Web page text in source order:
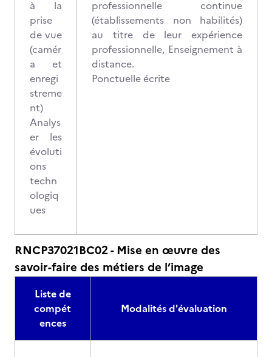
à la
prise
de vue
(camér
a et
enregi
streme
nt)
Analys
er les
évoluti
ons
techn
ologiq
ues
professionnelle continue
(établissements non habilités)
au titre de leur expérience
professionnelle, Enseignement à
distance.
Ponctuelle écrite
RNCP37021BC02 - Mise en œuvre des
savoir-faire des métiers de l’image
Liste de
compét
ences
Modalités d'évaluation